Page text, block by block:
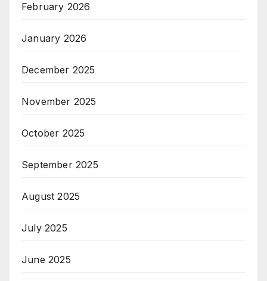
February 2026
January 2026
December 2025
November 2025
October 2025
September 2025
August 2025
July 2025
June 2025